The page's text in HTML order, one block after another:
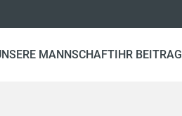
MANNSCHAFTIHR BEITRAG